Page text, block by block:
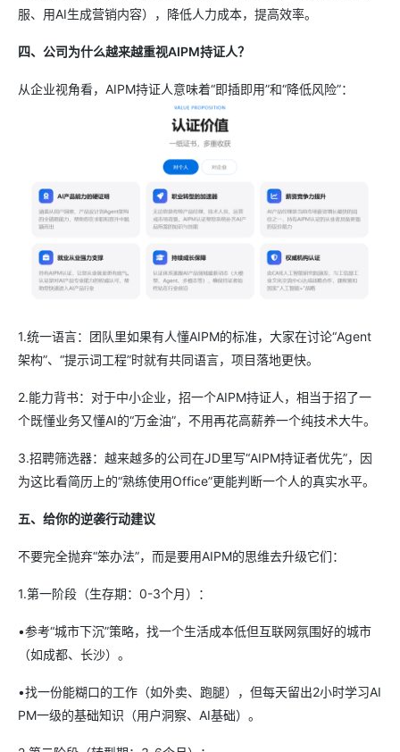
服、用AI生成营销内容），降低人力成本，提高效率。
四、公司为什么越来越重视AIPM持证人？
从企业视角看，AIPM持证人意味着“即插即用”和“降低风险”：
1.统一语言：团队里如果有人懂AIPM的标准，大家在讨论“Agent
架构”、“提示词工程”时就有共同语言，项目落地更快。
2.能力背书：对于中小企业，招一个AIPM持证人，相当于招了一
个既懂业务又懂AI的“万金油”，不用再花高薪养一个纯技术大牛。
3.招聘筛选器：越来越多的公司在JD里写“AIPM持证者优先”，因
为这比看简历上的“熟练使用Office”更能判断一个人的真实水平。
五、给你的逆袭行动建议
不要完全抛弃“笨办法”，而是要用AIPM的思维去升级它们：
1.第一阶段（生存期：0-3个月）：
•参考“城市下沉”策略，找一个生活成本低但互联网氛围好的城市
（如成都、长沙）。
•找一份能糊口的工作（如外卖、跑腿），但每天留出2小时学习AI
PM一级的基础知识（用户洞察、AI基础）。